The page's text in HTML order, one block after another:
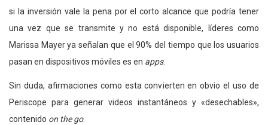
si la inversión vale la pena por el corto alcance que podría tener
una vez que se transmite y no está disponible, líderes como
Marissa Mayer ya señalan que el 90% del tiempo que los usuarios
pasan en dispositivos móviles es en apps.
Sin duda, afirmaciones como esta convierten en obvio el uso de
Periscope para generar videos instantáneos y «desechables»,
contenido on the go.